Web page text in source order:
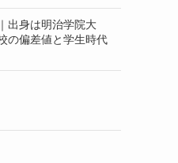
出身は明治学院大
の偏差値と学生時代